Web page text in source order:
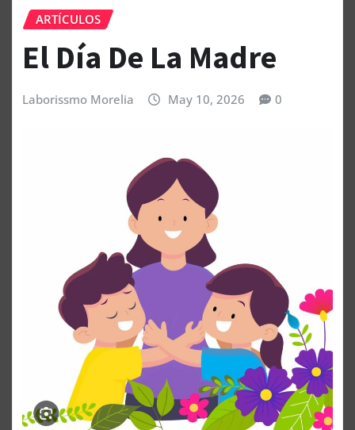
ARTÍCULOS
El Día De La Madre
Laborissmo Morelia May 10, 2026 0